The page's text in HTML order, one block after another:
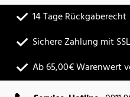
14 Tage Rückgaberecht
Sichere Zahlung mit
Ab 65,00€ Warenwert